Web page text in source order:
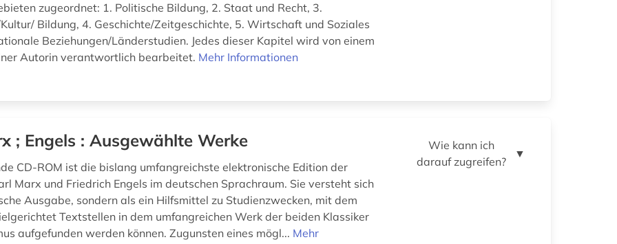
zugeordnet: 1. Politische Bildung, 2. Staat und Recht, 3.
Bildung, 4. Geschichte/Zeitgeschichte, 5. Wirtschaft und Soziales
Beziehungen/Länderstudien. Jedes dieser Kapitel wird von einem
Autorin verantwortlich bearbeitet. Mehr Informationen
; Engels : Ausgewählte Werke
CD-ROM ist die bislang umfangreichste elektronische Edition der
Marx und Friedrich Engels im deutschen Sprachraum. Sie versteht sich
Ausgabe, sondern als ein Hilfsmittel zu Studienzwecken, mit dem
Textstellen in dem umfangreichen Werk der beiden Klassiker
aufgefunden werden können. Zugunsten eines mögl... Mehr
Wie kann ich
darauf zugreifen?
▼